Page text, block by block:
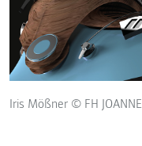
Iris Mößner © FH